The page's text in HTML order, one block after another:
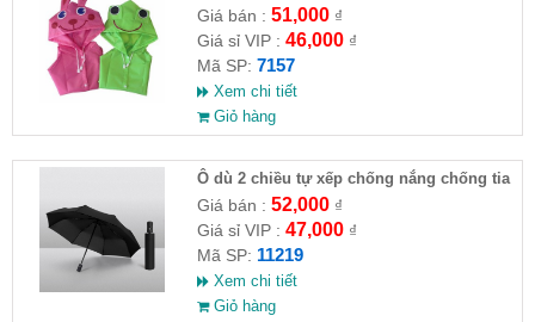
Giá bán : 51,000₫
Giá sỉ VIP : 46,000₫
Mã SP: 7157
Xem chi tiết
Giỏ hàng
Ô dù 2 chiều tự xếp chống nắng chống tia
UV
Giá bán : 52,000₫
Giá sỉ VIP : 47,000₫
Mã SP: 11219
Xem chi tiết
Giỏ hàng